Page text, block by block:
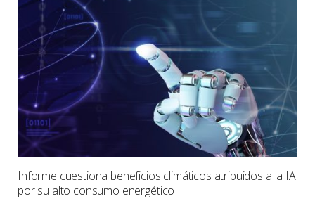
Informe cuestiona beneficios climáticos atribuidos a la IA
por su alto consumo energético